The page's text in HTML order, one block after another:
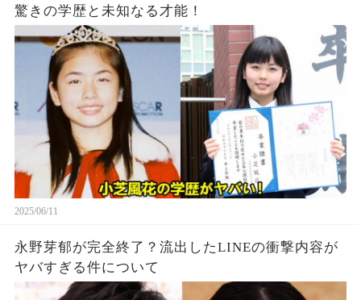
驚きの学歴と未知なる才能！
2025/06/11
永野芽郁が完全終了？流出したLINEの衝撃内容が
ヤバすぎる件について